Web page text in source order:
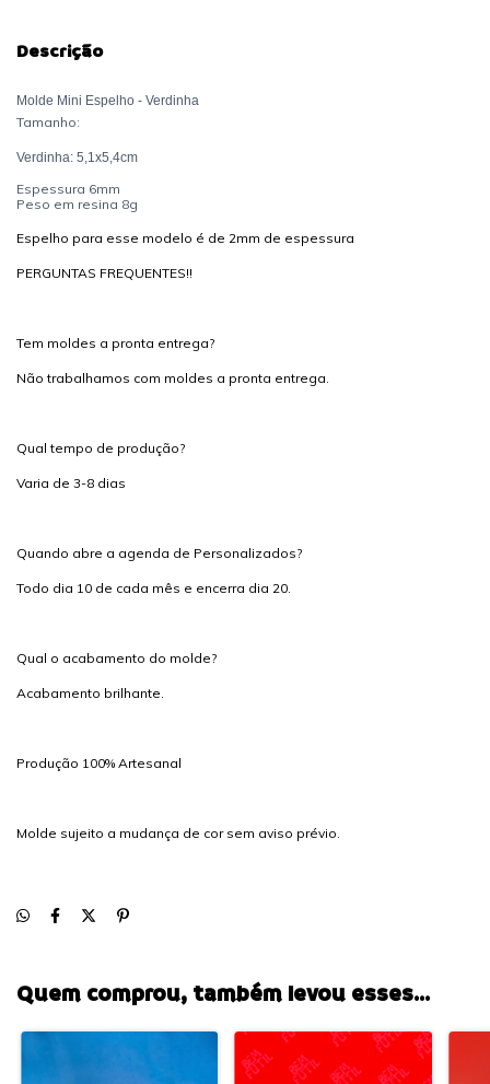
Descrição
Molde Mini Espelho - Verdinha
Tamanho:
Verdinha: 5,1x5,4cm
Espessura 6mm
Peso em resina 8g
Espelho para esse modelo é de 2mm de espessura
PERGUNTAS FREQUENTES!!
Tem moldes a pronta entrega?
Não trabalhamos com moldes a pronta entrega.
Qual tempo de produção?
Varia de 3-8 dias
Quando abre a agenda de Personalizados?
Todo dia 10 de cada mês e encerra dia 20.
Qual o acabamento do molde?
Acabamento brilhante.
Produção 100% Artesanal
Molde sujeito a mudança de cor sem aviso prévio.
Quem comprou, também levou esses...